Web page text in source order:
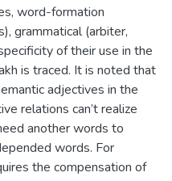
word-formation
grammatical (arbiter,
of their use in the
is traced. It is noted that
adjectives in the
relations can’t realize
another words to
words. For
the compensation of